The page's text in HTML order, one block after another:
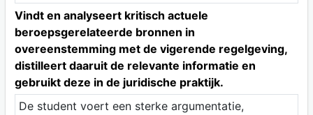
Vindt en analyseert kritisch actuele
beroepsgerelateerde bronnen in
overeenstemming met de vigerende regelgeving,
distilleert daaruit de relevante informatie en
gebruikt deze in de juridische praktijk.
De student voert een sterke argumentatie,